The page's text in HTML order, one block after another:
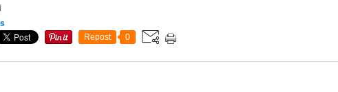
Repost 0